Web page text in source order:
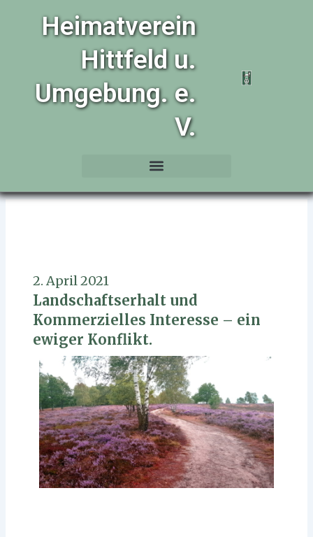
Heimatverein
Hittfeld u.
Umgebung. e.
V.
2. April 2021
Landschaftserhalt und
Kommerzielles Interesse – ein
ewiger Konflikt.